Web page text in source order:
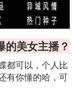
美女主播？
都可以，个人比
有你懂的哈，可